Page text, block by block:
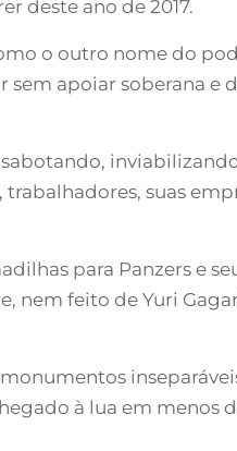
deste ano de 2017.
o outro nome do
apoiar soberana e
suas
para Panzers e
nem feito de Yuri
à lua em menos